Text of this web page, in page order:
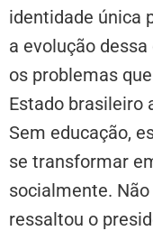
identidade única
a evolução
os problemas
Estado brasileiro
Sem educação,
se transformar
socialmente. Não
ressaltou o